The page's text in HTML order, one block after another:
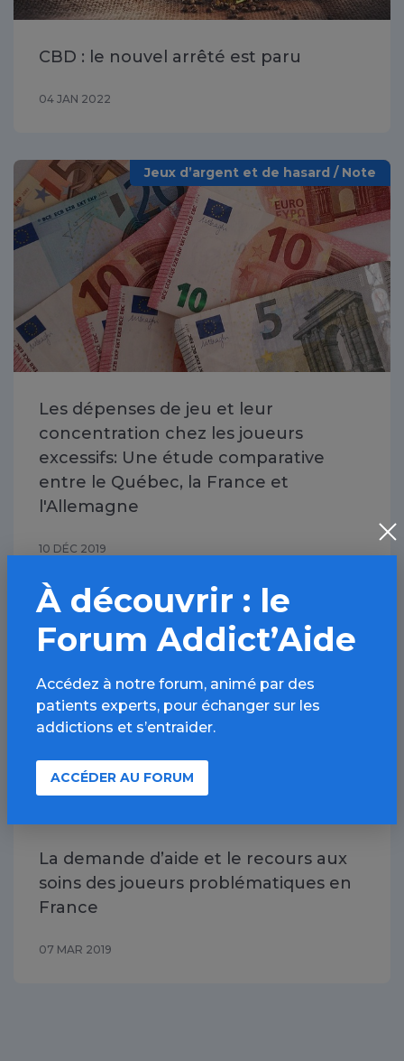
CBD : le nouvel arrêté est paru
04 JAN 2022
Jeux d’argent et de hasard / Note
Les dépenses de jeu et leur
concentration chez les joueurs
excessifs: Une étude comparative
entre le Québec, la France et
l'Allemagne
10 DÉC 2019
Jeux d’argent et de hasard / Note
La demande d’aide et le recours aux
soins des joueurs problématiques en
France
07 MAR 2019
À découvrir : le
Forum Addict’Aide
Accédez à notre forum, animé par des
patients experts, pour échanger sur les
addictions et s’entraider.
ACCÉDER AU FORUM